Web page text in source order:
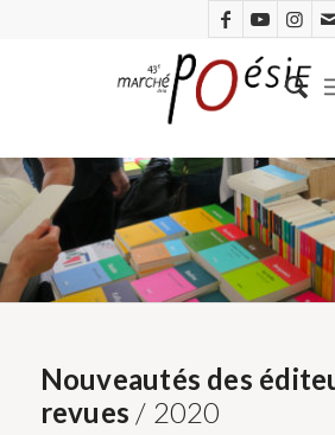
Nouveautés des
revues / 2020